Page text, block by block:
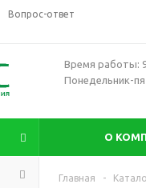
Вопрос-ответ
Время работы:
Понедельник-
О
Главная -